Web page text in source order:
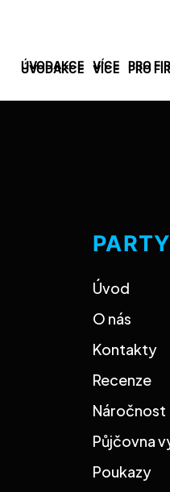
ÚVODAKCE VÍCE PRO
ÚVODAKCE VÍCE PRO
Úvod
O nás
Kontakty
Recenze
Náročnost
Půjčovna
Poukazy